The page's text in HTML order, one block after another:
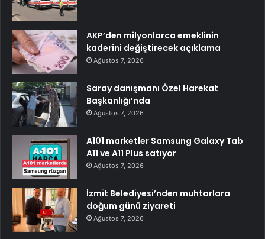
AKP’den milyonlarca emeklinin
kaderini değiştirecek açıklama
Ağustos 7, 2026
Saray danışmanı Özel Harekat
Başkanlığı’nda
Ağustos 7, 2026
A101 marketler Samsung Galaxy Tab
A11 ve A11 Plus satıyor
Ağustos 7, 2026
İzmit Belediyesi’nden muhtarlara
doğum günü ziyareti
Ağustos 7, 2026